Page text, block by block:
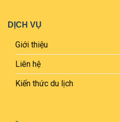
DỊCH VỤ
Giới thiệu
Liên hệ
Kiến thức du lịch